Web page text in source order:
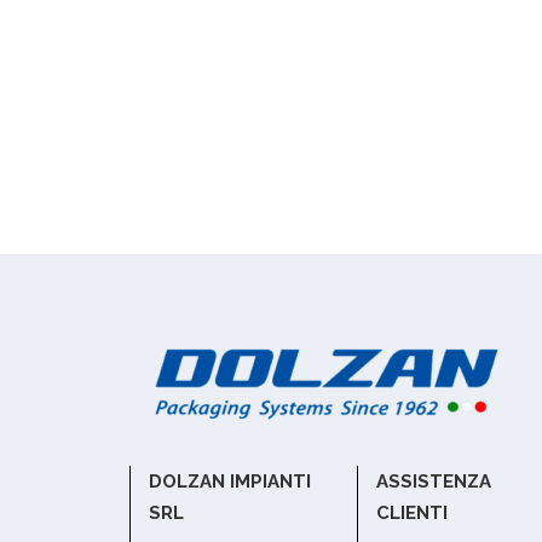
DOLZAN IMPIANTI
SRL
ASSISTENZA
CLIENTI